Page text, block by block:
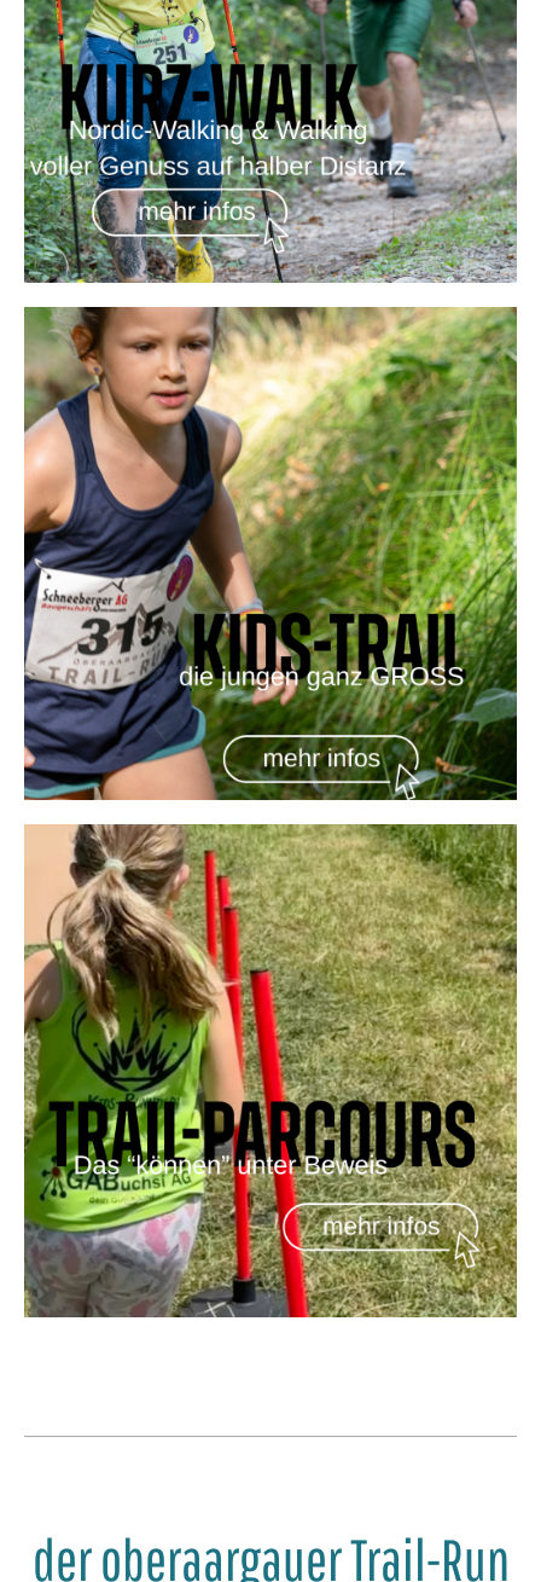
der oberaargauer Trail-Run